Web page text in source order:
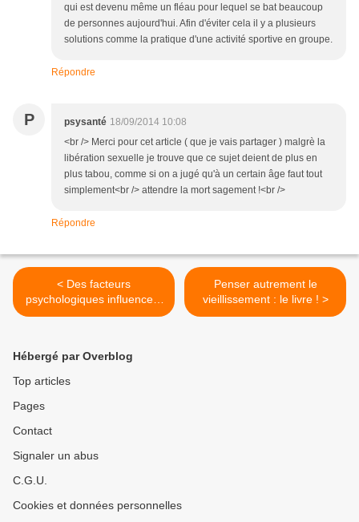
qui est devenu même un fléau pour lequel se bat beaucoup
de personnes aujourd'hui. Afin d'éviter cela il y a plusieurs
solutions comme la pratique d'une activité sportive en groupe.
Répondre
P psysanté 18/09/2014 10:08
<br /> Merci pour cet article ( que je vais partager ) malgrè la
libération sexuelle je trouve que ce sujet deient de plus en
plus tabou, comme si on a jugé qu'à un certain âge faut tout
simplement<br /> attendre la mort sagement !<br />
Répondre
< Des facteurs
psychologiques influencent
le risque de développement
(de « démence ») : de
nouvelles données en
Penser autrement le
vieillissement : le livre ! >
Hébergé par Overblog
Top articles
Pages
Contact
Signaler un abus
C.G.U.
Cookies et données personnelles